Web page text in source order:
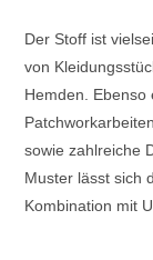
Der Stoff ist
von
Hemden.
sowie zahlreiche
Muster lässt sich
Kombination mit